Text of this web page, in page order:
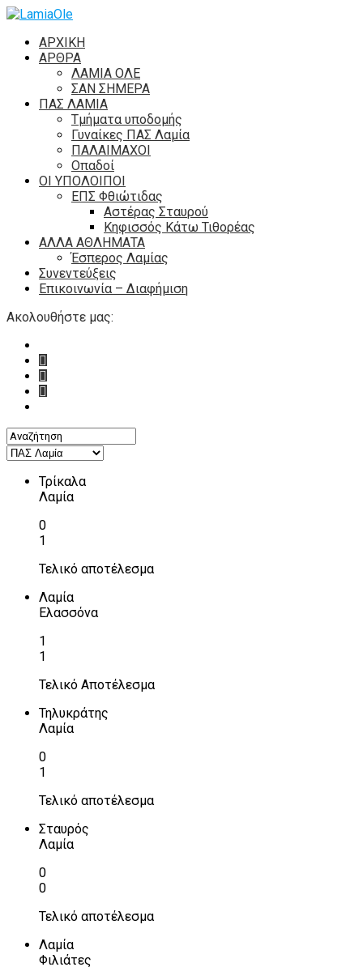
ΑΡΧΙΚΗ
ΑΡΘΡΑ
ΛΑΜΙΑ ΟΛΕ
ΣΑΝ ΣΗΜΕΡΑ
ΠΑΣ ΛΑΜΙΑ
Τμήματα υποδομής
Γυναίκες ΠΑΣ Λαμία
ΠΑΛΑΙΜΑΧΟΙ
Οπαδοί
ΟΙ ΥΠΟΛΟΙΠΟΙ
ΕΠΣ Φθιώτιδας
Αστέρας Σταυρού
Κηφισσός Κάτω Τιθορέας
ΑΛΛΑ ΑΘΛΗΜΑΤΑ
Έσπερος Λαμίας
Συνεντεύξεις
Επικοινωνία – Διαφήμιση
Ακολουθήστε μας:
Τρίκαλα
Λαμία
0
1
Τελικό αποτέλεσμα
Λαμία
Ελασσόνα
1
1
Τελικό Αποτέλεσμα
Τηλυκράτης
Λαμία
0
1
Τελικό αποτέλεσμα
Σταυρός
Λαμία
0
0
Τελικό αποτέλεσμα
Λαμία
Φιλιάτες